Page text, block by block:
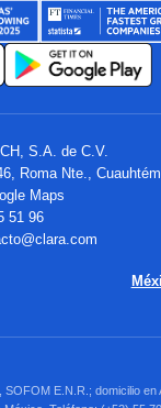
S.A. de C.V.
Roma Nte.,
Maps
51 96
E.N.R.; domicilio en